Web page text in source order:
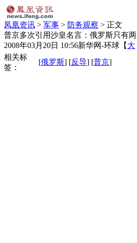
凤凰资讯 > 军事 > 防务观察 > 正文
普京多次引用沙皇名言：俄罗斯只有
2008年03月20日 10:56新华网-环球 【 大
相关标
签：
[俄罗斯] [反导] [普京]